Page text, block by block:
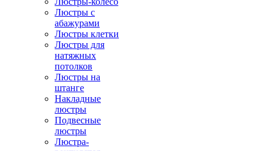
Люстры с
абажурами
Люстры клетки
Люстры для
натяжных
потолков
Люстры на
штанге
Накладные
люстры
Подвесные
люстры
Люстра-